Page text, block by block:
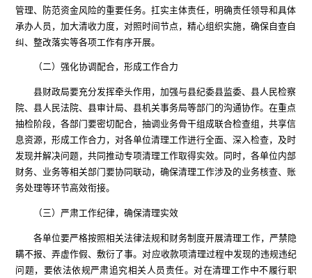
管理、防范资金风险的重要任务。扛实主体责任，明确责任领导和具体
承办人员，加大清收力度，对照时间节点，精心组织实施，确保自查自
纠、整改落实等各项工作有序开展。
（二）强化协调配合，形成工作合力
县财政局要充分发挥牵头作用，加强与县纪委县监委、县人民检察
院、县人民法院、县审计局、县机关事务局等部门的沟通协作。在重点
抽检阶段，各部门要密切配合，抽调业务骨干组成联合检查组 ，共享信
息资源，形成工作合力，对各单位清理工作进行全面、深入检查，及时
发现并解决问题，共同推动专项清理工作取得实效。同时，各单位内部
财务、业务等相关部门要协同联动，确保清理工作涉及的业务核查、账
务处理等环节高效衔接。
（三）严肃工作纪律，确保清理实效
各单位要严格按照相关法律法规和财务制度开展清理工作，严禁隐
瞒不报、弄虚作假、敷衍了事。对应收款项清理过程中发现的违规违纪
问题，要依法依规严肃追究相关人员责任。对在清理工作中不履行职